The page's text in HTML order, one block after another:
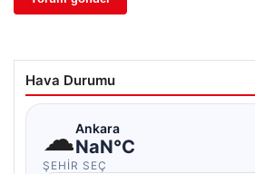
Hava Durumu
☁Ankara
NaN°C
ŞEHIR SEÇ